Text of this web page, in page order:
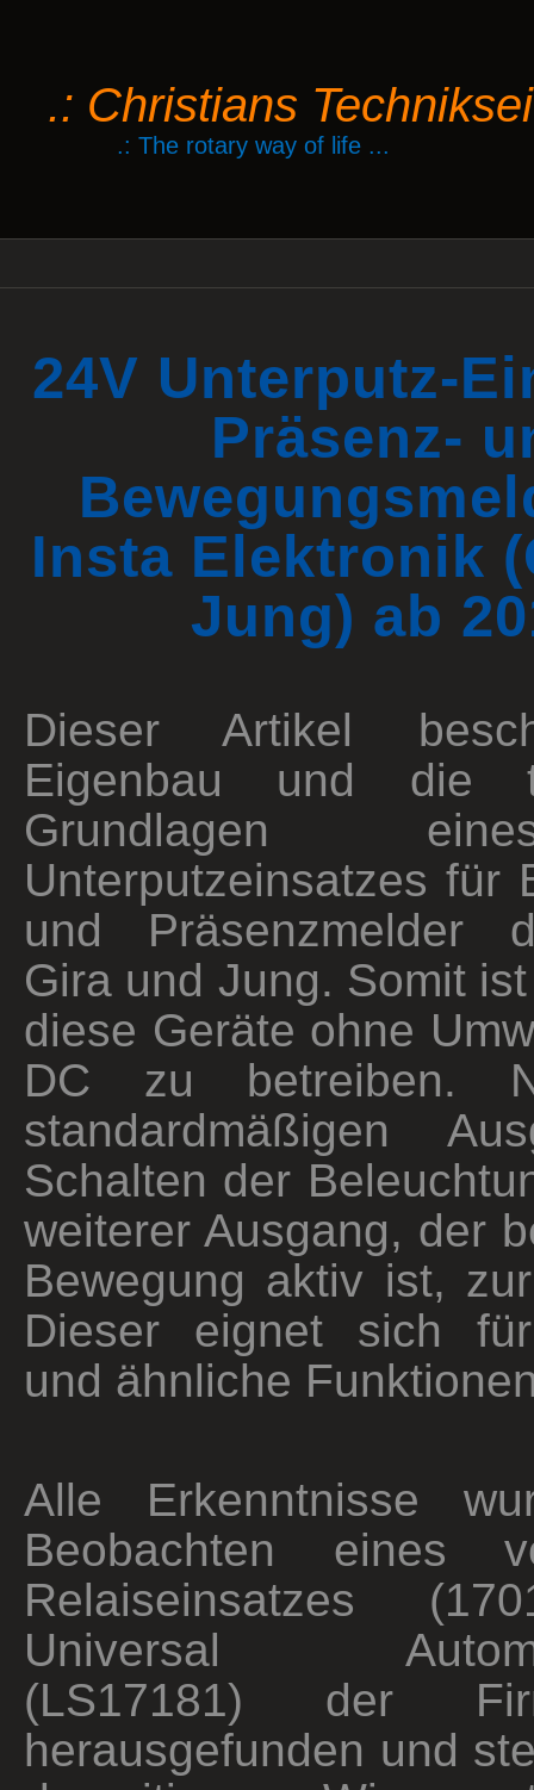
.: Christians
.: The rotary way of life ...
24V Unterputz-
Präsenz-
Insta Elektronik
Jung) ab
Dieser Artikel
Eigenbau und die
Grundlagen
Unterputzeinsatzes für
und Präsenzmelder
Gira und Jung. Somit
diese Geräte ohne
DC zu betreiben.
standardmäßigen
Schalten der
weiterer Ausgang, der
Bewegung aktiv ist,
Dieser eignet sich
und ähnliche
Alle Erkenntnisse
Beobachten eines
Relaiseinsatzes
Universal
(LS17181) der
herausgefunden und